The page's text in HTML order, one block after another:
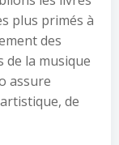
plus primés à
des
de la musique
assure
de